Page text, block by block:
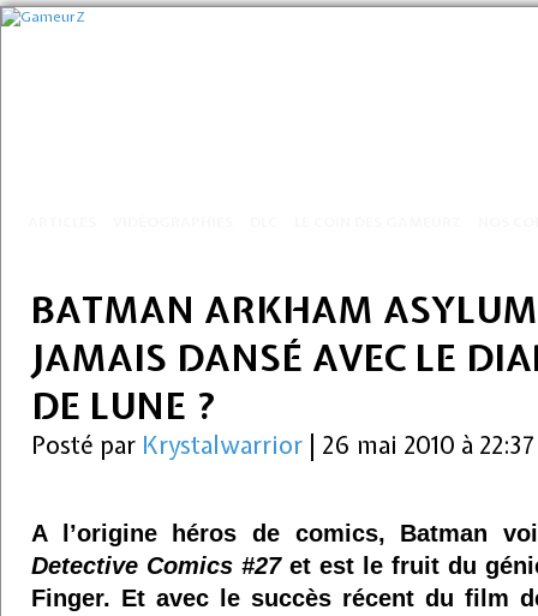
BATMAN ARKHAM ASYLUM
JAMAIS DANSÉ AVEC LE
DE LUNE ?
Posté par Krystalwarrior 26 mai 2010 à
A l’origine héros de comics, Batman
Detective Comics #27et est le fruit du
Finger. Et avec le succès récent du film